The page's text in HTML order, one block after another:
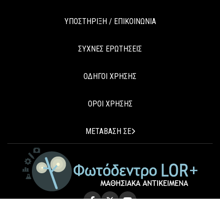
ΥΠΟΣΤΗΡΙΞΗ / ΕΠΙΚΟΙΝΩΝΙΑ
ΣΥΧΝΕΣ ΕΡΩΤΗΣΕΙΣ
ΟΔΗΓΟΙ ΧΡΗΣΗΣ
ΟΡΟΙ ΧΡΗΣΗΣ
ΜΕΤΑΒΑΣΗ ΣΕ